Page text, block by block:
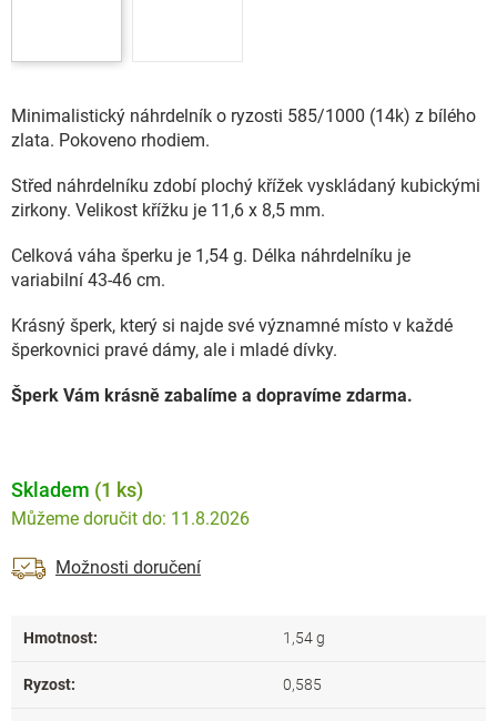
Minimalistický náhrdelník o ryzosti 585/1000 (14k) z bílého
zlata. Pokoveno rhodiem.
Střed náhrdelníku zdobí plochý křížek vyskládaný kubickými
zirkony. Velikost křížku je 11,6 x 8,5 mm.
Celková váha šperku je 1,54 g. Délka náhrdelníku je
variabilní 43-46 cm.
Krásný šperk, který si najde své významné místo v každé
šperkovnici pravé dámy, ale i mladé dívky.
Šperk Vám krásně zabalíme a dopravíme zdarma.
Skladem (1 ks)
11.8.2026
Možnosti doručení
Hmotnost: 1,54 g
Ryzost: 0,585